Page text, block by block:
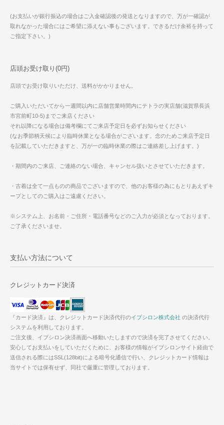
(お支払いが銀行振込の場合はご入金確認後の発送となりますので、万が一確認が
取れなかった場合にはご希望に添えない事もございます。できるだけ余裕を持って
ご指定下さい。)
店頭お受け取り(0円)
店頭でお受け取りいただけ、送料がかかりません。
ご購入いただいてから一週間以内に店舗営業時間内にテトラの実店舗(滋賀県長浜
市宮前町10-5)までご来店ください
それ以降になる場合は備考欄にてご来店予定日を必ずお知らせください
(なお季節柄天候により臨時休業となる場合がございます。念のためご来店予定日
を記載していただきますと、万が一の臨時休業の際はご連絡差し上げます。)
・期間内のご来店、ご連絡のない場合、キャンセル扱いとさせていただきます。
・古着は全て一点ものの商品でございますので、他のお客様の為にもとりあえずキ
ープとしてのご購入はご遠慮ください。
※システム上、お名前・ご住所・電話番号などのご入力が必須となっております。
ご了承くださいませ。
支払い方法について
クレジットカード決済
『カード決済』は、クレジットカード決済代行のイプシロン株式会社 の決済代行
システムを利用しております。
ご注文後、イプシロン決済画面へ移動いたしますので決済を完了させてください。
安心してお支払いをしていただくために、お客様の情報がイプシロンサイト経由で
送信される際にはSSL(128bit)による暗号化通信で行い、クレジットカード情報は
当サイトでは保有せず、同社で厳重に管理しております。